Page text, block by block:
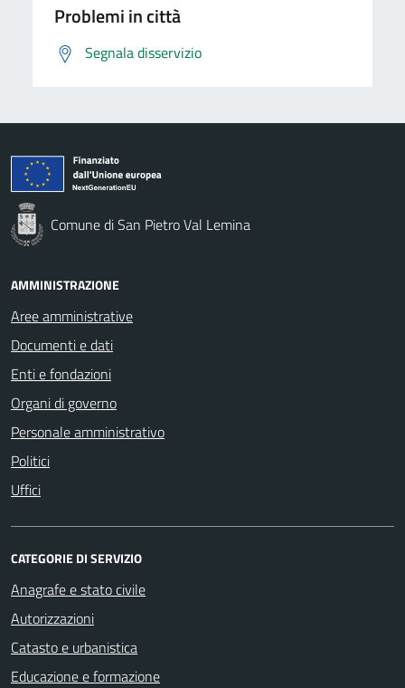
Problemi in città
Segnala disservizio
Comune di San Pietro Val Lemina
AMMINISTRAZIONE
Aree amministrative
Documenti e dati
Enti e fondazioni
Organi di governo
Personale amministrativo
Politici
Uffici
CATEGORIE DI SERVIZIO
Anagrafe e stato civile
Autorizzazioni
Catasto e urbanistica
Educazione e formazione